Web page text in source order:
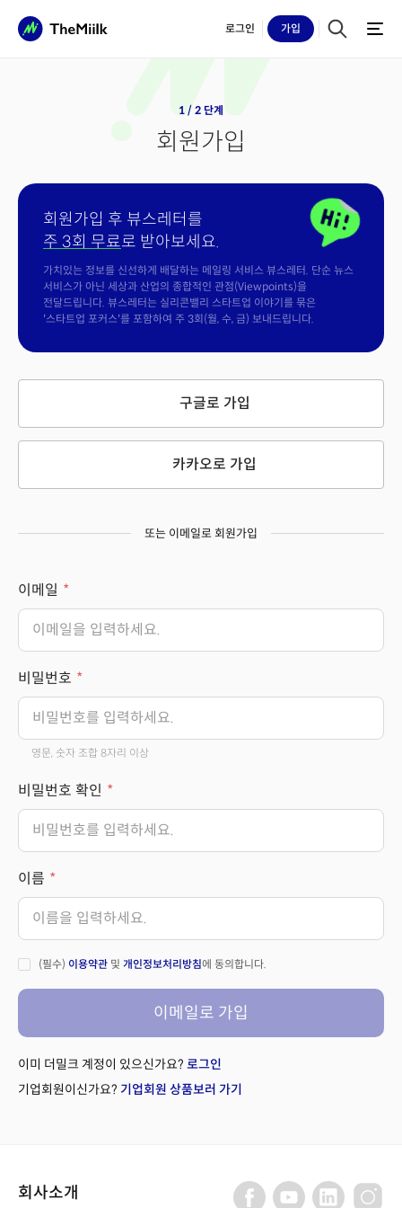
로그인 가입
1 / 2 단계
회원가입
회원가입 후 뷰스레터를
주 3회 무료로 받아보세요.
가치있는 정보를 신선하게 배달하는 메일링 서비스 뷰스레터. 단순 뉴스
서비스가 아닌 세상과 산업의 종합적인 관점(Viewpoints)을
전달드립니다. 뷰스레터는 실리콘밸리 스타트업 이야기를 묶은
'스타트업 포커스'를 포함하여 주 3회(월, 수, 금) 보내드립니다.
구글로 가입
카카오로 가입
또는 이메일로 회원가입
이메일
비밀번호
영문, 숫자 조합 8자리 이상
비밀번호 확인
이름
(필수) 이용약관 및 개인정보처리방침에 동의합니다.
이메일로 가입
이미 더밀크 계정이 있으신가요? 로그인
기업회원이신가요? 기업회원 상품보러 가기
회사소개